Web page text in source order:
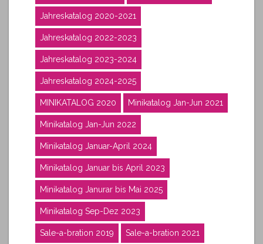
Jahreskatalog 2020-2021
Jahreskatalog 2022-2023
Jahreskatalog 2023-2024
Jahreskatalog 2024-2025
MINIKATALOG 2020 Minikatalog Jan-Jun 2021
Minikatalog Jan-Jun 2022
Minikatalog Januar-April 2024
Minikatalog Januar bis April 2023
Minikatalog Janurar bis Mai 2025
Minikatalog Sep-Dez 2023
Sale-a-bration 2019 Sale-a-bration 2021